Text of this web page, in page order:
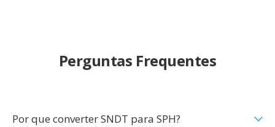
Perguntas Frequentes
Por que converter SNDT para SPH?